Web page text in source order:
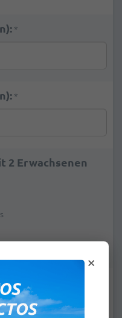
*
*
2 Erwachsenen
×